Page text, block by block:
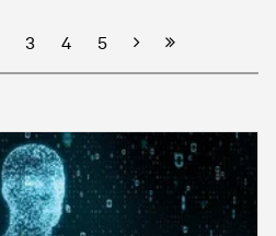
3 4 5 Nächste